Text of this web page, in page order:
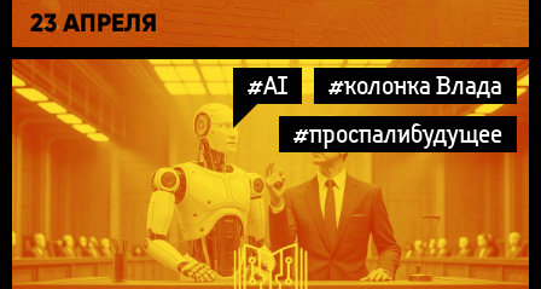
23 АПРЕЛЯ
#AI
#колонка Влада
#проспалибудущее